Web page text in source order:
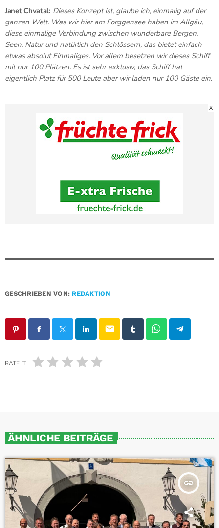
Janet Chvatal: Dieses Konzept ist, glaube ich, einmalig auf der
ganzen Welt. Was wir hier am Forggensee haben im Allgäu,
diese einmalige Verbindung zwischen wunderbare Bergen,
Seen, Natur und natürlich den Schlössern, das bietet einfach
etwas absolut Einmaliges. Vor allem besetzen wir dieses Schiff
mit nur 100 Plätzen. Es ist sehr exklusiv, das Schiff hat
eigentlich Platz für 500 Leute aber wir laden nur 100 Gäste ein.
X
GESCHRIEBEN VON: REDAKTION
email
RATE IT
ÄHNLICHE BEITRÄGE
insert_link